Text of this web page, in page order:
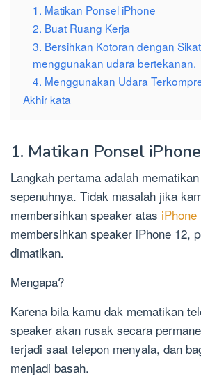
1. Matikan Ponsel iPhone
2. Buat Ruang Kerja
3. Bersihkan Kotoran dengan
menggunakan udara bertekanan.
4. Menggunakan Udara
Akhir kata
1. Matikan Ponsel iPhone
Langkah pertama adalah
sepenuhnya. Tidak masalah jika
membersihkan speaker atas iPhone
membersihkan speaker iPhone 12,
dimatikan.
Mengapa?
Karena bila kamu dak mematikan
speaker akan rusak secara
terjadi saat telepon menyala, dan
menjadi basah.